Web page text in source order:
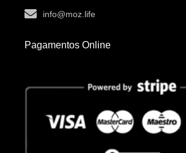
info@moz.life
Pagamentos Online